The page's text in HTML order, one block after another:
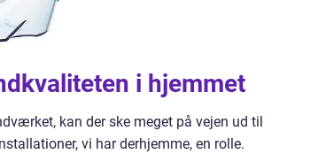
i hjemmet
kan der ske meget på vejen ud til
vi har derhjemme, en rolle.